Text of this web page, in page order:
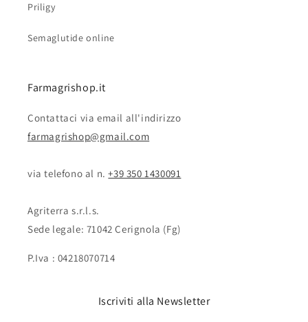
Priligy
Semaglutide online
Farmagrishop.it
Contattaci via email all'indirizzo
farmagrishop@gmail.com
via telefono al n. ‭‭+39 350 1430091
Agriterra s.r.l.s.
Sede legale: 71042 Cerignola (Fg)
P.Iva : 04218070714
Iscriviti alla Newsletter